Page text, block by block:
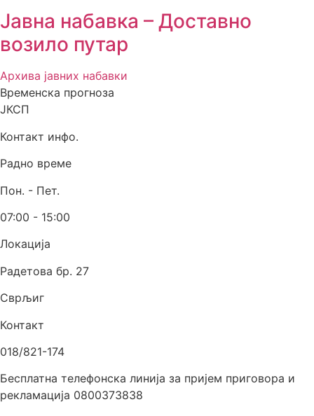
Јавна набавка – Доставно
возило путар
Архива јавних набавки
Временска прогноза
ЈКСП
Контакт инфо.
Радно време
Пон. - Пет.
07:00 - 15:00
Локација
Радетова бр. 27
Сврљиг
Контакт
018/821-174
Бесплатна телефонска линија за пријем приговора и
рекламација 0800373838